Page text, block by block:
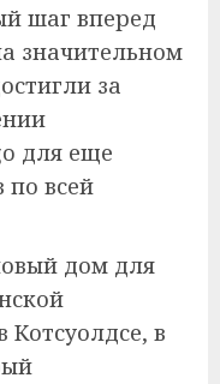
шаг вперед
значительном
за
для еще
по всей
дом для
в